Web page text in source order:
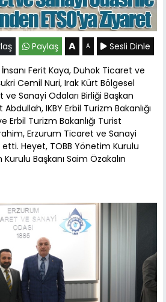
Paylaş A A
Sesli Dinle
Ferit Kaya, Duhok Ticaret ve
Cemil Nuri, Irak Kürt Bölgesel
Sanayi Odaları Birliği Başkan
Abdullah, IKBY Erbil Turizm Bakanlığı
Erbil Turizm Bakanlığı Turist
Erzurum Ticaret ve Sanayi
etti. Heyet, TOBB Yönetim Kurulu
Başkanı Saim Özakalın